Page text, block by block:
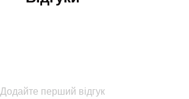
Додайте перший відгук